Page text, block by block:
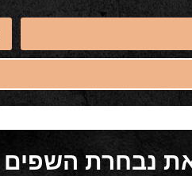
נבחרת השפים